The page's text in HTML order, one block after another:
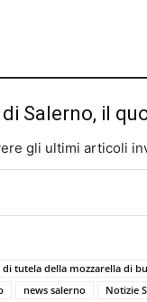
Salerno, il
gli ultimi articoli
tutela della mozzarella di
news salerno Notizie